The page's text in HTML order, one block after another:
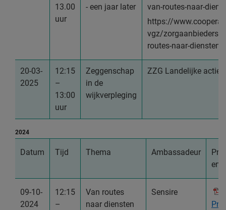
13.00
uur
- een jaar later
van-routes-naar-
https://
vgz/zorgaanbieders/
routes-naar-diensten-
20-03-
2025
12:15
–
13:00
uur
Zeggenschap
in de
wijkverpleging
ZZG Landelijke
2024
Datum Tijd Thema Ambassadeur
en
09-10-
2024
12:15
–
Van routes
naar diensten
Sensire